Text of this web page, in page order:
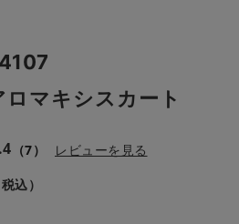
マキシスカート
（7） レビューを見る
税込）